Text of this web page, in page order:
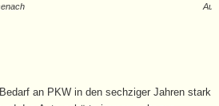
an PKW in den sechziger Jahren stark